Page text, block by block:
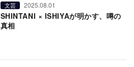
文芸 2025.08.01
SHINTANI × ISHIYAが明かす、噂の
真相